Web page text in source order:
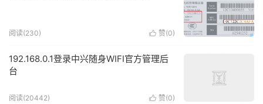
 赞(0)
阅读(230)
192.168.0.1登录中兴随身WIFI官方管理后
台
 赞(0)
阅读(20442)